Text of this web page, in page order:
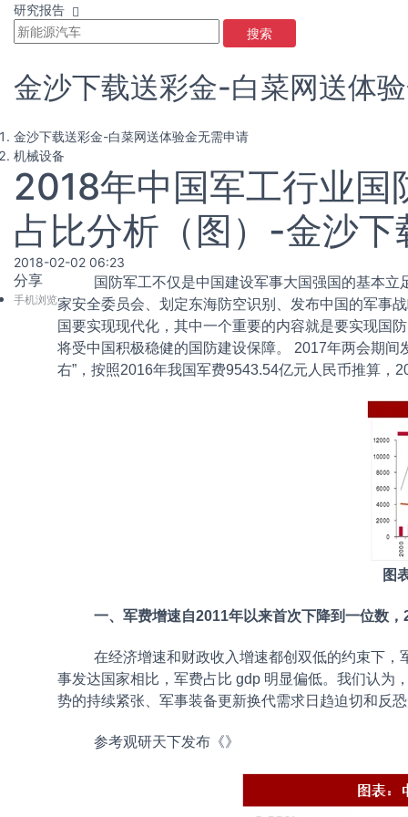
研究报告
搜索
金沙下载送彩金-白菜网送体
金沙下载送彩金-白菜网送体验金无需申请
机械设备
2018年中国军工行业国
占比分析（图）-金沙下
2018-02-02 06:23
分享
手机浏览
国防军工不仅是中国建设军事大国强国的基本
家安全委员会、划定东海防空识别、发布中国的军事
国要实现现代化，其中一个重要的内容就是要实现国
将受中国积极稳健的国防建设保障。 2017年两会期
右”，按照2016年我国军费9543.54亿元人民币推算，
图
一、军费增速自2011年以来首次下降到一位数
在经济增速和财政收入增速都创双低的约束下
事发达国家相比，军费占比 gdp 明显偏低。我们认为
势的持续紧张、军事装备更新换代需求日趋迫切和反
参考观研天下发布《》